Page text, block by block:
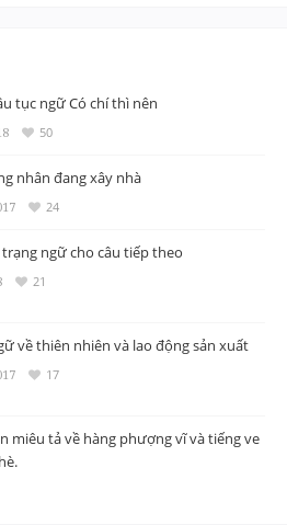
tục ngữ Có chí thì nên
50
nhân đang xây nhà
24
ngữ cho câu tiếp theo
21
về thiên nhiên và lao động sản xuất
17
miêu tả về hàng phượng vĩ và tiếng ve